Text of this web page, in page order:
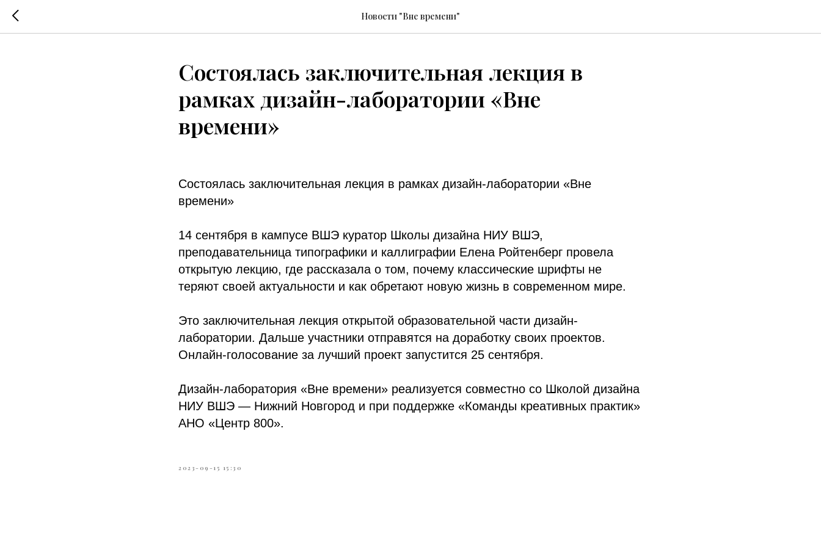
Новости "Вне времени"
Состоялась заключительная лекция в
рамках дизайн-лаборатории «Вне
времени»
Состоялась заключительная лекция в рамках дизайн-лаборатории «Вне
времени»
14 сентября в кампусе ВШЭ куратор Школы дизайна НИУ ВШЭ,
преподавательница типографики и каллиграфии Елена Ройтенберг провела
открытую лекцию, где рассказала о том, почему классические шрифты не
теряют своей актуальности и как обретают новую жизнь в современном мире.
Это заключительная лекция открытой образовательной части дизайн-
лаборатории. Дальше участники отправятся на доработку своих проектов.
Онлайн-голосование за лучший проект запустится 25 сентября.
Дизайн-лаборатория «Вне времени» реализуется совместно со Школой дизайна
НИУ ВШЭ — Нижний Новгород и при поддержке «Команды креативных практик»
АНО «Центр 800».
2023-09-15 15:30